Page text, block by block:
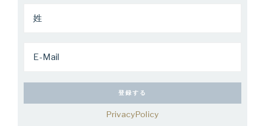
PrivacyPolicy